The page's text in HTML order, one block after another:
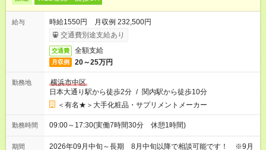
給与
時給1550円 月収例 232,500円
交通費別途支給あり
交通費 全額支給
月収例 20～25万円
勤務地
横浜市中区
日本大通り駅から徒歩2分 / 関内駅から徒歩10分
＜有名★＞大手化粧品・サプリメントメーカー
勤務時間 09:00～17:30(実働7時間30分 休憩1時間)
期間
2026年09月中旬～長期 8月中旬以降で相談可能です！ ※9月